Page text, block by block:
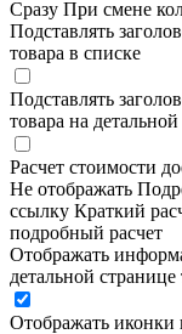
Сразу При смене
Подставлять
товара в списке
Подставлять
товара на
Расчет стоимости
Не отображать
ссылку Краткий
подробный расчет
Отображать
детальной странице
Отображать иконки